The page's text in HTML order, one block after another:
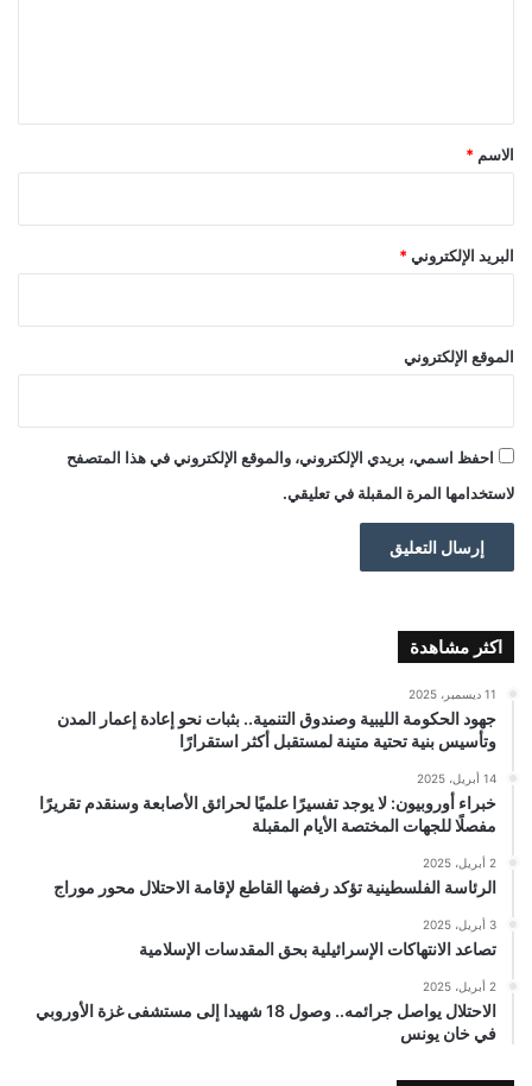
*
الاسم *
البريد الإلكتروني *
الموقع الإلكتروني
احفظ اسمي، بريدي الإلكتروني، والموقع الإلكتروني في هذا المتصفح
لاستخدامها المرة المقبلة في تعليقي.
اكثر مشاهدة
11 ديسمبر، 2025
جهود الحكومة الليبية وصندوق التنمية.. بثبات نحو إعادة إعمار المدن
وتأسيس بنية تحتية متينة لمستقبل أكثر استقرارًا
14 أبريل، 2025
خبراء أوروبيون: لا يوجد تفسيرًا علميًا لحرائق الأصابعة وسنقدم تقريرًا
مفصلًا للجهات المختصة الأيام المقبلة
2 أبريل، 2025
الرئاسة الفلسطينية تؤكد رفضها القاطع لإقامة الاحتلال محور موراج
3 أبريل، 2025
تصاعد الانتهاكات الإسرائيلية بحق المقدسات الإسلامية
2 أبريل، 2025
الاحتلال يواصل جرائمه.. وصول 18 شهيدا إلى مستشفى غزة الأوروبي
في خان يونس